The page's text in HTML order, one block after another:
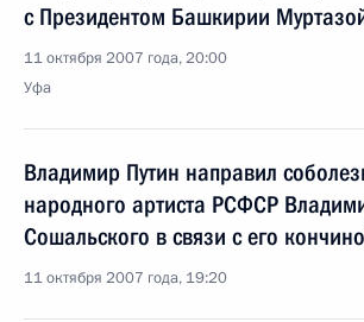
с Президентом Башкирии
11 октября 2007 года, 20:00
Уфа
Владимир Путин направил
народного артиста РСФСР
Сошальского в связи с его
11 октября 2007 года, 19:20